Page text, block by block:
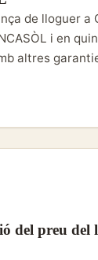
de lloguer a
i en
altres
del preu del